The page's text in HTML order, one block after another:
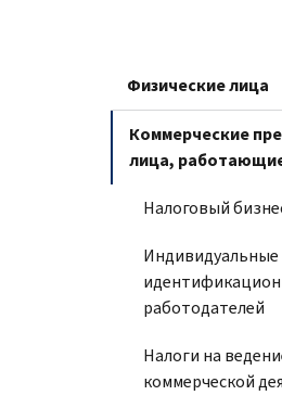
Физические лица
Коммерческие
лица,
Налоговый
Индивидуальные
работодателей
Налоги на
коммерческой